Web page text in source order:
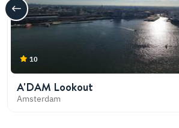
10
A'DAM Lookout
Amsterdam